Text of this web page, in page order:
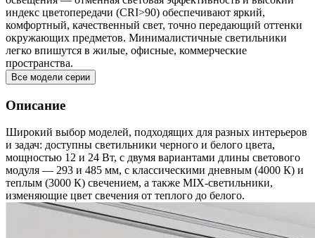
индекс цветопередачи (CRI>90) обеспечивают яркий,
комфортный, качественный свет, точно передающий оттенки
окружающих предметов. Минималистичные светильники
легко впишутся в жилые, офисные, коммерческие
пространства.
Все модели серии
Описание
Широкий выбор моделей, подходящих для разных интерьеров
и задач: доступны светильники черного и белого цвета,
мощностью 12 и 24 Вт, с двумя вариантами длины светового
модуля — 293 и 485 мм, с классическими дневным (4000 К) и
теплым (3000 К) свечением, а также MIX-светильники,
изменяющие цвет свечения от теплого до белого.